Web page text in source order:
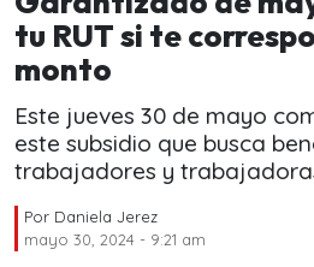
tu RUT si te
monto
Este jueves 30 de mayo
este subsidio que busca
trabajadores y
Por Daniela Jerez
mayo 30, 2024 - 9:21 am